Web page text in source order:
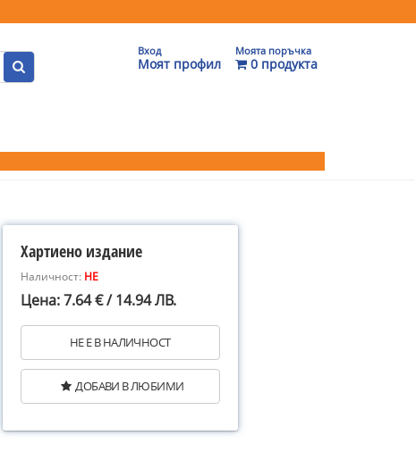
Вход
Моят профил
Моята поръчка
0 продукта
Хартиено издание
Наличност: НЕ
Цена: 7.64 € / 14.94 ЛВ.
НЕ Е В НАЛИЧНОСТ
ДОБАВИ В ЛЮБИМИ